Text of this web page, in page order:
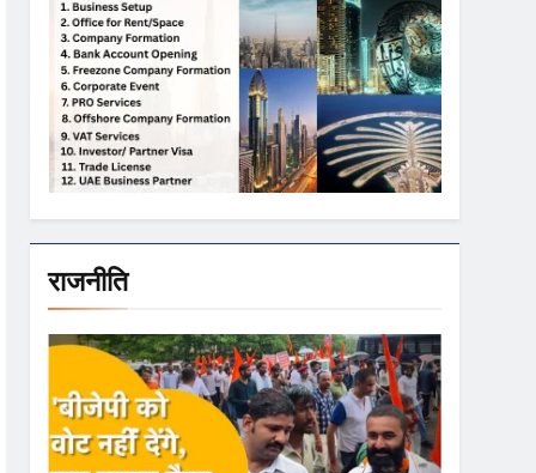
राजनीति